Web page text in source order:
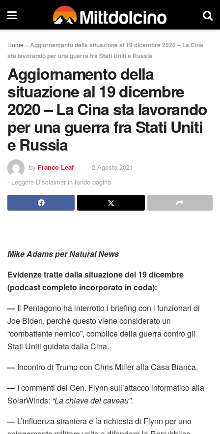
Home » Aggiornamento della situazione al 19 dicembre 2020 – La Cina
sta lavorando per una guerra fra Stati Uniti e Russia
Aggiornamento della
situazione al 19 dicembre
2020 – La Cina sta lavorando
per una guerra fra Stati Uniti
e Russia
by Franco Leaf
2 Agosto 2021
- Leggere Disclaimer in fondo pagina
Mike Adams per Natural News
Evidenze tratte dalla situazione del 19 dicembre
(podcast completo incorporato in coda):
— Il Pentagono ha interrotto i briefing con i funzionari di
Joe Biden, perché questo viene considerato un
“combattente nemico”, complice della guerra contro gli
Stati Uniti guidata dalla Cina.
— Incontro di Trump con Chris Miller alla Casa Bianca.
— I commenti del Gen. Flynn sull’attacco informatico alla
SolarWinds: “La chiave del caveau”.
— L’influenza straniera e la richiesta di Flynn per uno